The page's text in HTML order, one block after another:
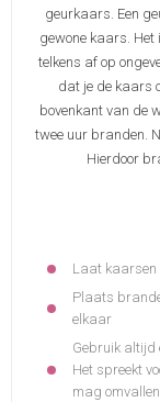
geurkaars. Een
gewone kaars.
telkens af op
dat je de kaars
bovenkant van de
twee uur branden.
Hierdoor
Laat kaarsen
Plaats
elkaar
Gebruik altijd
Het spreekt
mag omvallen